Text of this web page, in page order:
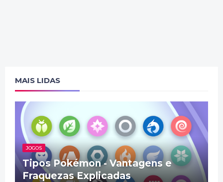
MAIS LIDAS
JOGOS
Tipos Pokémon - Vantagens e
Fraquezas Explicadas